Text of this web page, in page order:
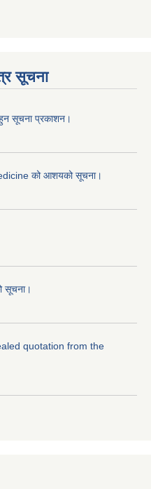
सूचना
हुन सूचना प्रकाशन।
को आशयको सूचना।
सूचना।
quotation from the